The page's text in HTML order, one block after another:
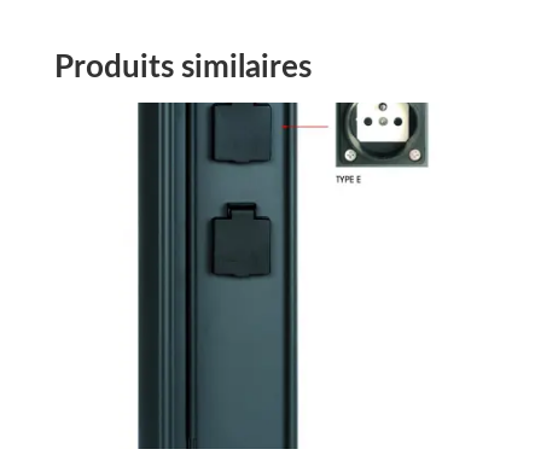
Produits similaires